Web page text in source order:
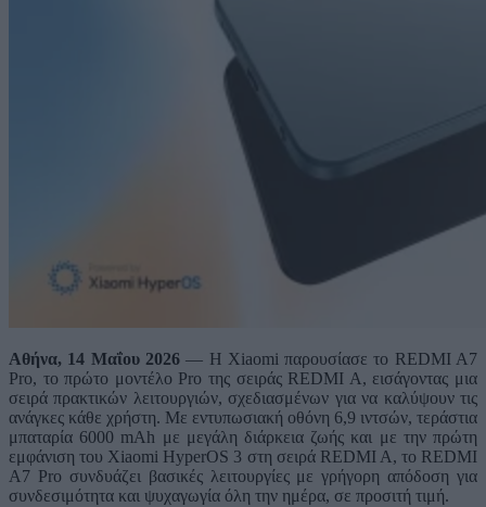
Αθήνα, 14 Μαΐου 2026— Η Xiaomi παρουσίασε το REDMI A7
Pro, το πρώτο μοντέλο Pro της σειράς REDMI A, εισάγοντας μια
σειρά πρακτικών λειτουργιών, σχεδιασμένων για να καλύψουν τις
ανάγκες κάθε χρήστη. Με εντυπωσιακή οθόνη 6,9 ιντσών, τεράστια
μπαταρία 6000 mAh με μεγάλη διάρκεια ζωής και με την πρώτη
εμφάνιση του Xiaomi HyperOS 3 στη σειρά REDMI A, το REDMI
A7 Pro συνδυάζει βασικές λειτουργίες με γρήγορη απόδοση για
συνδεσιμότητα και ψυχαγωγία όλη την ημέρα, σε προσιτή τιμή.